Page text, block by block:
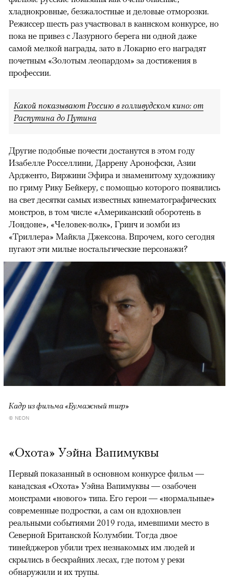
хладнокровные, безжалостные и деловые отморозки.
Режиссер шесть раз участвовал в каннском конкурсе, но
пока не привез с Лазурного берега ни одной даже
самой мелкой награды, зато в Локарно его наградят
почетным «Золотым леопардом» за достижения в
профессии.
Какой показывают Россию в голливудском кино: от
Распутина до Путина
Другие подобные почести достанутся в этом году
Изабелле Росселлини, Даррену Аронофски, Азии
Ардженто, Виржини Эфира и знаменитому художнику
по гриму Рику Бейкеру, с помощью которого появились
на свет десятки самых известных кинематографических
монстров, в том числе «Американский оборотень в
Лондоне», «Человек-волк», Гринч и зомби из
«Триллера» Майкла Джексона. Впрочем, кого сегодня
пугают эти милые ностальгические персонажи?
Кадр из фильма «Бумажный тигр»
© NEON
«Охота» Уэйна Вапимуквы
Первый показанный в основном конкурсе фильм —
канадская «Охота» Уэйна Вапимуквы — озабочен
монстрами «нового» типа. Его герои — «нормальные»
современные подростки, а сам он вдохновлен
реальными событиями 2019 года, имевшими место в
Северной Британской Колумбии. Тогда двое
тинейджеров убили трех незнакомых им людей и
скрылись в бескрайних лесах, где потом у реки
обнаружили и их трупы.